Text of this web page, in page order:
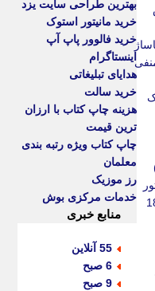
و سکه امروز 18
بهترین طراحی سایت یزد
خرید مانیتور استوک
خرید فالوور پاپ آپ
اینستاگرام
هدایای تبلیغاتی
خرید سالت
هزینه چاپ کتاب با ارزان
ترین قیمت
چاپ کتاب ویژه رتبه بندی
معلمان
رز موزیک
خدمات مرکزی بوش
منابع خبری
55 آنلاین
6 صبح
9 صبح